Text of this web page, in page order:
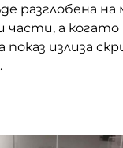
разглобена на
части, а когато
показ излиза